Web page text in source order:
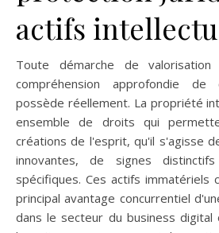
actifs
Toute démarche de
compréhension approfondie
possède réellement. La propriété
ensemble de droits qui
créations de l'esprit, qu'il s'agisse
innovantes, de signes
spécifiques. Ces actifs immatériels
principal avantage concurrentiel
dans le secteur du business digital